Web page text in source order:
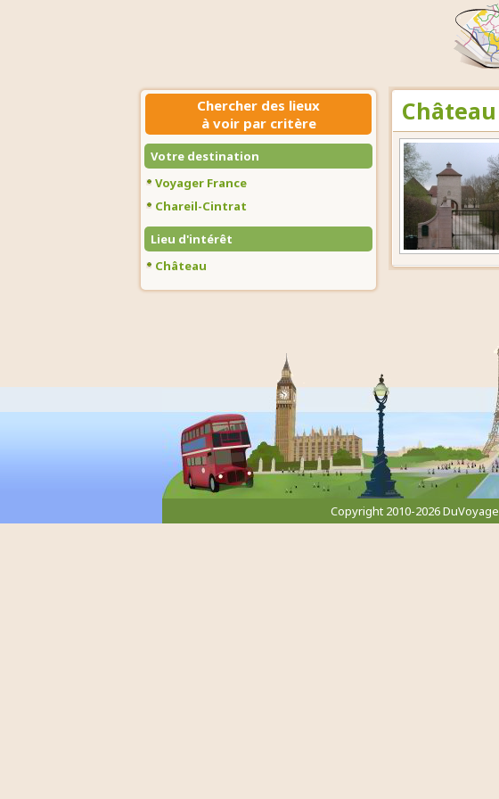
Chercher des lieux
à voir par critère
Votre destination
Voyager France
Chareil-Cintrat
Lieu d'intérêt
Château
Copyright 2010-2026